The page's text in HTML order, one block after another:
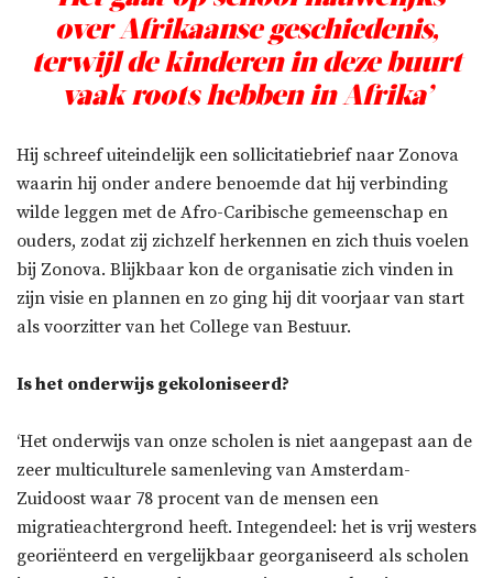
over Afrikaanse geschiedenis,
terwijl de kinderen in deze buurt
vaak roots hebben in Afrika’
Hij schreef uiteindelijk een sollicitatiebrief naar Zonova
waarin hij onder andere benoemde dat hij verbinding
wilde leggen met de Afro-Caribische gemeenschap en
ouders, zodat zij zichzelf herkennen en zich thuis voelen
bij Zonova. Blijkbaar kon de organisatie zich vinden in
zijn visie en plannen en zo ging hij dit voorjaar van start
als voorzitter van het College van Bestuur.
Is het onderwijs gekoloniseerd?
‘Het onderwijs van onze scholen is niet aangepast aan de
zeer multiculturele samenleving van Amsterdam-
Zuidoost waar 78 procent van de mensen een
migratieachtergrond heeft. Integendeel: het is vrij westers
georiënteerd en vergelijkbaar georganiseerd als scholen